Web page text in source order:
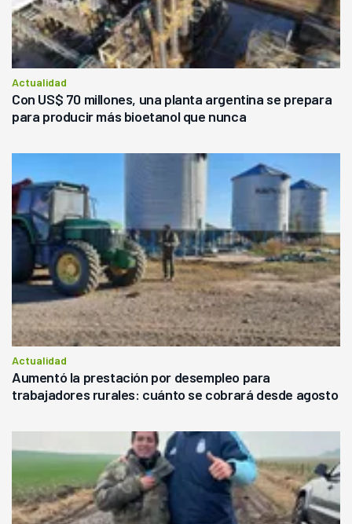
Actualidad
Con US$ 70 millones, una planta argentina se prepara
para producir más bioetanol que nunca
Actualidad
Aumentó la prestación por desempleo para
trabajadores rurales: cuánto se cobrará desde agosto